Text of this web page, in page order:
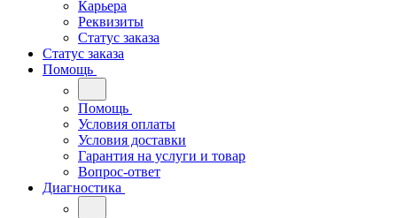
Карьера
Реквизиты
Статус заказа
Статус заказа
Помощь
Помощь
Условия оплаты
Условия доставки
Гарантия на услуги и товар
Вопрос-ответ
Диагностика